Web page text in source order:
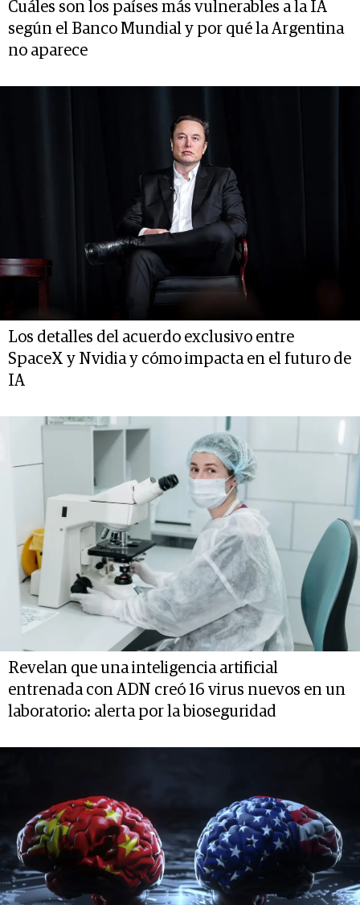
Cuáles son los países más vulnerables a la IA
según el Banco Mundial y por qué la Argentina
no aparece
Los detalles del acuerdo exclusivo entre
SpaceX y Nvidia y cómo impacta en el futuro de
IA
Revelan que una inteligencia artificial
entrenada con ADN creó 16 virus nuevos en un
laboratorio: alerta por la bioseguridad